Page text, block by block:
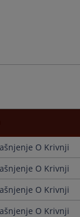
O Krivnji
O Krivnji
O Krivnji
O Krivnji